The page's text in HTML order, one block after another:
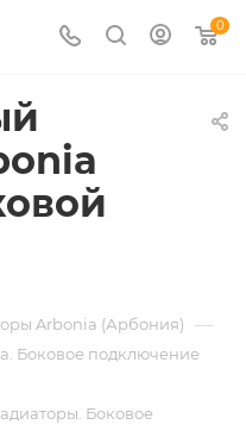
0
Arbonia (Арбония) —
Боковое подключение
Боковое